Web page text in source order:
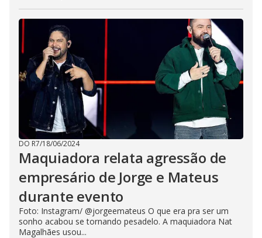
DO R7/18/06/2024
Maquiadora relata agressão de
empresário de Jorge e Mateus
durante evento
Foto: Instagram/ @jorgeemateus O que era pra ser um
sonho acabou se tornando pesadelo. A maquiadora Nat
Magalhães usou...